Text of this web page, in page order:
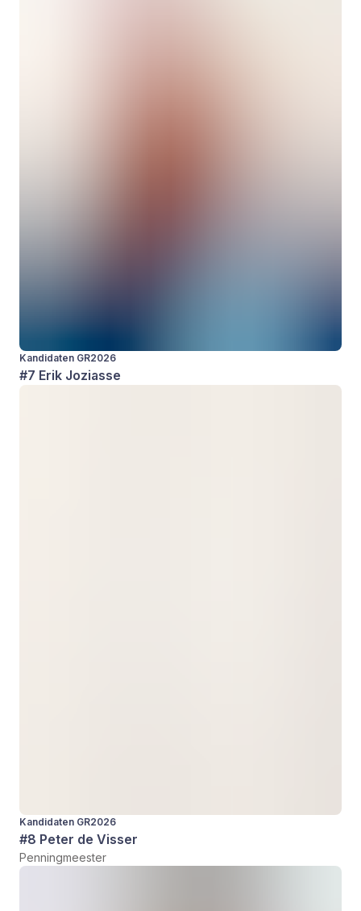
Kandidaten GR2026
#7 Erik Joziasse
Kandidaten GR2026
#8 Peter de Visser
Penningmeester